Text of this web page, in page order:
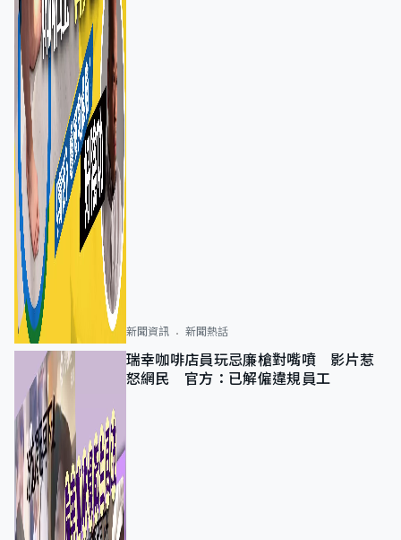
新聞資訊 新聞熱話
瑞幸咖啡店員玩忌廉槍對嘴噴 影片惹
怒網民 官方：已解僱違規員工